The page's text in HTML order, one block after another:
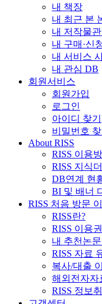
내 책장
내 최근 본
내 저작물관
내 구매·신
내 서비스
내 관심 DB
회원서비스
회원가입
로그인
아이디 찾기
비밀번호 찾
About RISS
RISS 이용
RISS 지식더
DB연계 현
BI 및 배너
RISS 처음 방문
RISS란?
RISS 이용
내 추천논
RISS 자료
복사/대출
해외전자자
RISS 정보